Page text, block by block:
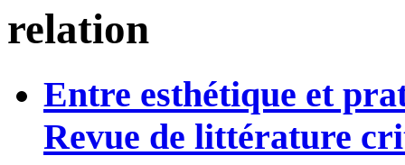
relation
Entre esthétique et
Revue de littérature